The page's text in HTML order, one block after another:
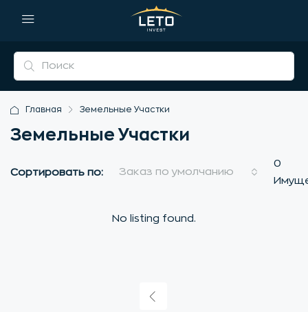
Главная Земельные Участки
Земельные Участки
0
Сортировать по: Заказ по умолчанию
No listing found.